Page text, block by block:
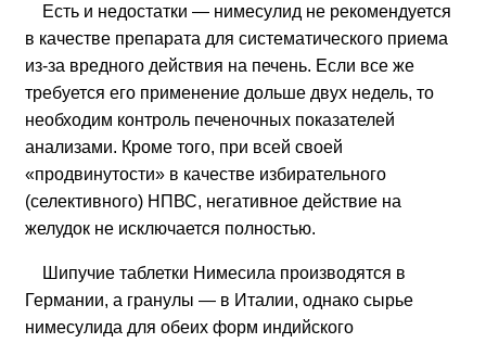
Есть и недостатки — нимесулид не рекомендуется
в качестве препарата для систематического приема
из-за вредного действия на печень. Если все же
требуется его применение дольше двух недель, то
необходим контроль печеночных показателей
анализами. Кроме того, при всей своей
«продвинутости» в качестве избирательного
(селективного) НПВС, негативное действие на
желудок не исключается полностью.
Шипучие таблетки Нимесила производятся в
Германии, а гранулы — в Италии, однако сырье
нимесулида для обеих форм индийского